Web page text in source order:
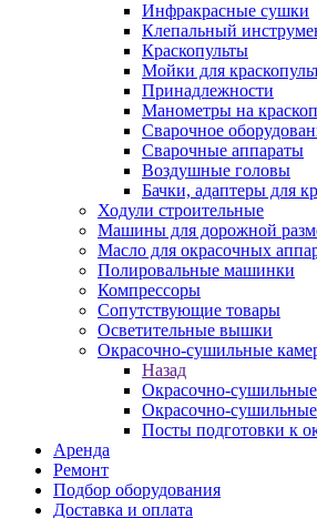
Инфракрасные сушки
Клепальный
Краскопульты
Мойки для
Принадлежности
Манометры на
Сварочное
Сварочные аппараты
Воздушные головы
Бачки, адаптеры для
Ходули строительные
Машины для дорожной
Масло для окрасочных
Полировальные машинки
Компрессоры
Сопутствующие товары
Осветительные вышки
Окрасочно-сушильные
Назад
Окрасочно-
Окрасочно-
Посты подготовки к
Аренда
Ремонт
Подбор оборудования
Доставка и оплата